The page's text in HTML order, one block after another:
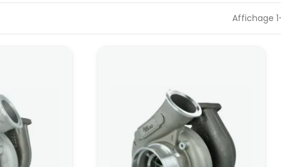
du compresseur.
HX35 12cm²
pour une auto de circuit ou de runs qui exploite
une ligne dimensionnée pour suivre.
super HX40 14cm²
HX40 14cm² s’adresse à des moteurs plus volumineux ou
Affichage